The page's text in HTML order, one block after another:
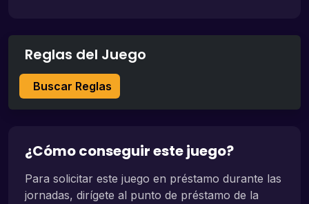
Reglas del Juego
Buscar Reglas
¿Cómo conseguir este juego?
Para solicitar este juego en préstamo durante las
jornadas, dirígete al punto de préstamo de la